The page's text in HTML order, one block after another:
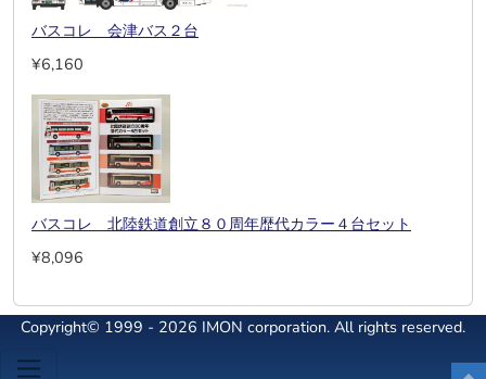
バスコレ 会津バス２台
¥6,160
バスコレ 北陸鉄道創立８０周年歴代カラー４台セット
¥8,096
Copyright© 1999 - 2026 IMON corporation. All rights reserved.